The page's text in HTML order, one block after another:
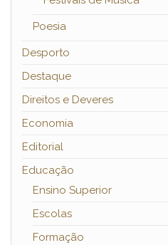
Poesia
Desporto
Destaque
Direitos e Deveres
Economia
Editorial
Educação
Ensino Superior
Escolas
Formação